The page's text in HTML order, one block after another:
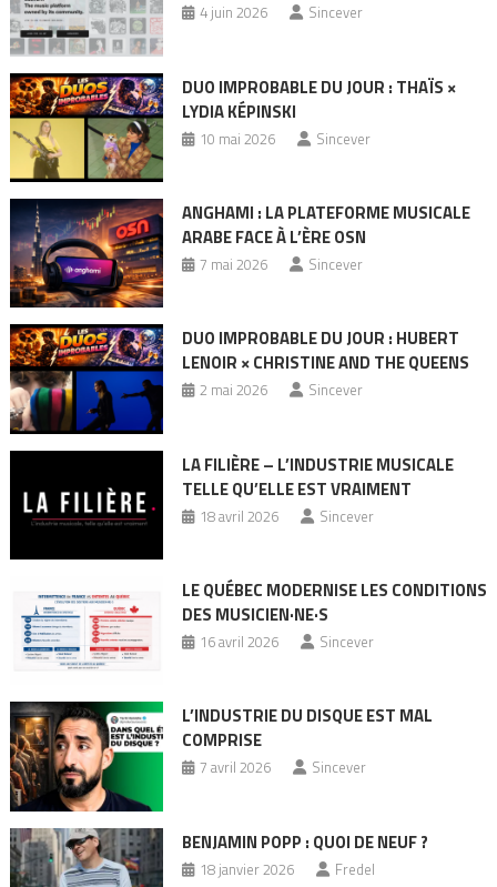
4 juin 2026 Sincever
DUO IMPROBABLE DU JOUR : THAÏS ×
LYDIA KÉPINSKI
10 mai 2026 Sincever
ANGHAMI : LA PLATEFORME MUSICALE
ARABE FACE À L’ÈRE OSN
7 mai 2026 Sincever
DUO IMPROBABLE DU JOUR : HUBERT
LENOIR × CHRISTINE AND THE QUEENS
2 mai 2026 Sincever
LA FILIÈRE – L’INDUSTRIE MUSICALE
TELLE QU’ELLE EST VRAIMENT
18 avril 2026 Sincever
LE QUÉBEC MODERNISE LES CONDITIONS
DES MUSICIEN·NE·S
16 avril 2026 Sincever
L’INDUSTRIE DU DISQUE EST MAL
COMPRISE
7 avril 2026 Sincever
BENJAMIN POPP : QUOI DE NEUF ?
18 janvier 2026 Fredel